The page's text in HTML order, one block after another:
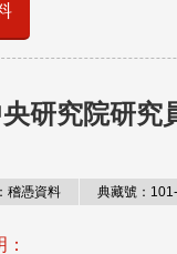
央研究院研究
稽憑資料 典藏號：